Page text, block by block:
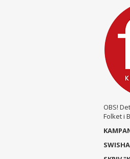
OBS!
Folket i